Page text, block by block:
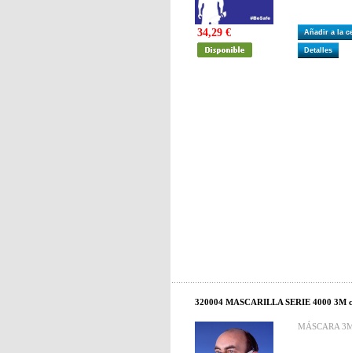
34,29 € Añadir a la
Detalles
320004 MASCARILLA SERIE 4000 3M
MÁSCARA